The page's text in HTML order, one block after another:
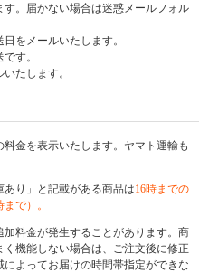
。届かない場合は迷惑メールフォル
をメールいたします。
す。
たします。
金を表示いたします。ヤマト運輸も
り」と記載がある商品は16時までの
で）。
料金が発生することがあります。商
機能しない場合は、ご注文後に修正
よってお届けの時間帯指定ができな